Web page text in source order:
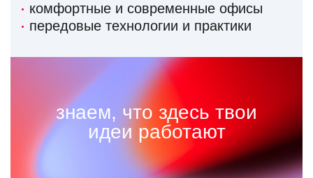
комфортные и современные офисы
передовые технологии и практики
знаем, что здесь твои
идеи работают